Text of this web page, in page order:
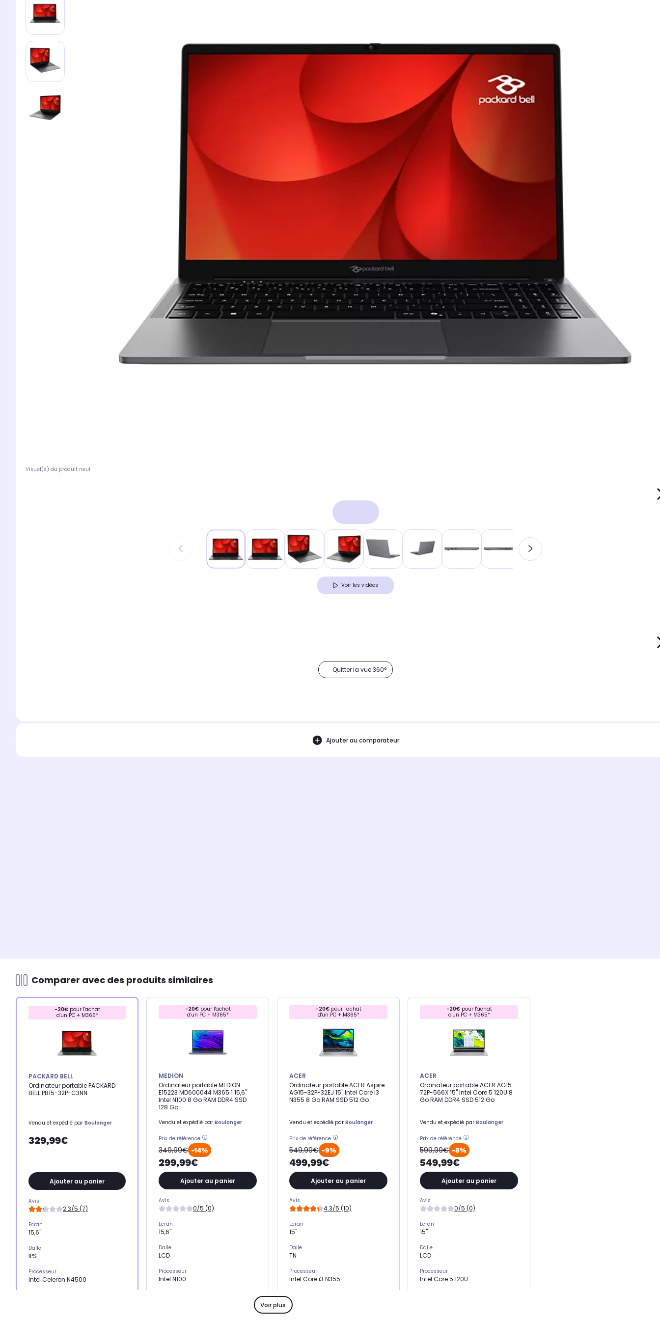
Visuel(s) du produit neuf
Voir les vidéos
Quitter la vue 360°
Ajouter au comparateur
Comparer avec des produits similaires
-20€pour l'achat
d'un PC + M365*
PACKARD BELL
Ordinateur portable PACKARD
BELL PB15-32P-C3NN
Vendu et expédié par Boulanger
329,99€
Ajouter au panier
Avis
2.3/5 (7)
Ecran
15,6"
Dalle
IPS
Processeur
Intel Celeron N4500
-20€pour l'achat
d'un PC + M365*
MEDION
Ordinateur portable MEDION
E15223 MD600044 M365 1 15,6"
Intel N100 8 Go RAM DDR4 SSD
128 Go
Vendu et expédié par Boulanger
Prix de référence
349,99€ -14%
299,99€
Ajouter au panier
Avis
0/5 (0)
Ecran
15,6"
Dalle
LCD
Processeur
Intel N100
-20€pour l'achat
d'un PC + M365*
ACER
Ordinateur portable ACER Aspire
AG15-32P-32EJ 15" Intel Core i3
N355 8 Go RAM SSD 512 Go
Vendu et expédié par Boulanger
Prix de référence
549,99€ -9%
499,99€
Ajouter au panier
Avis
4.3/5 (10)
Ecran
15"
Dalle
TN
Processeur
Intel Core i3 N355
8 coeurs
-20€pour l'achat
d'un PC + M365*
ACER
Ordinateur portable ACER AG15-
72P-566X 15" Intel Core 5 120U 8
Go RAM DDR4 SSD 512 Go
Vendu et expédié par Boulanger
Prix de référence
599,99€ -8%
549,99€
Ajouter au panier
Avis
0/5 (0)
Ecran
15"
Dalle
LCD
Processeur
Intel Core 5 120U
Voir plus